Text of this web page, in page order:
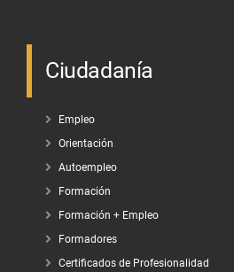
Ciudadanía
Empleo
Orientación
Autoempleo
Formación
Formación + Empleo
Formadores
Certificados de Profesionalidad